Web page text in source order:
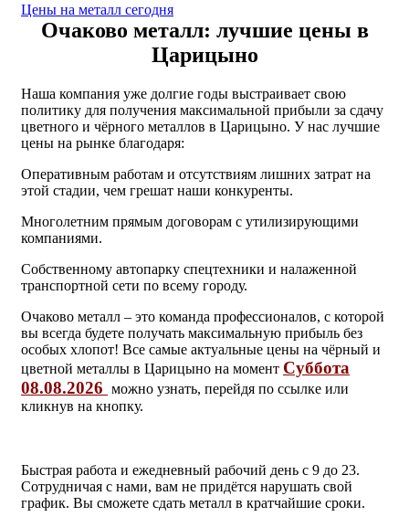
Цены на металл сегодня
Очаково металл: лучшие цены в
Царицыно
Наша компания уже долгие годы выстраивает свою
политику для получения максимальной прибыли за сдачу
цветного и чёрного металлов в Царицыно. У нас лучшие
цены на рынке благодаря:
Оперативным работам и отсутствиям лишних затрат на
этой стадии, чем грешат наши конкуренты.
Многолетним прямым договорам с утилизирующими
компаниями.
Собственному автопарку спецтехники и налаженной
транспортной сети по всему городу.
Очаково металл – это команда профессионалов, с которой
вы всегда будете получать максимальную прибыль без
особых хлопот! Все самые актуальные цены на чёрный и
цветной металлы в Царицыно на момент Суббота
08.08.2026 можно узнать, перейдя по ссылке или
кликнув на кнопку.
Быстрая работа и ежедневный рабочий день с 9 до 23.
Сотрудничая с нами, вам не придётся нарушать свой
график. Вы сможете сдать металл в кратчайшие сроки.